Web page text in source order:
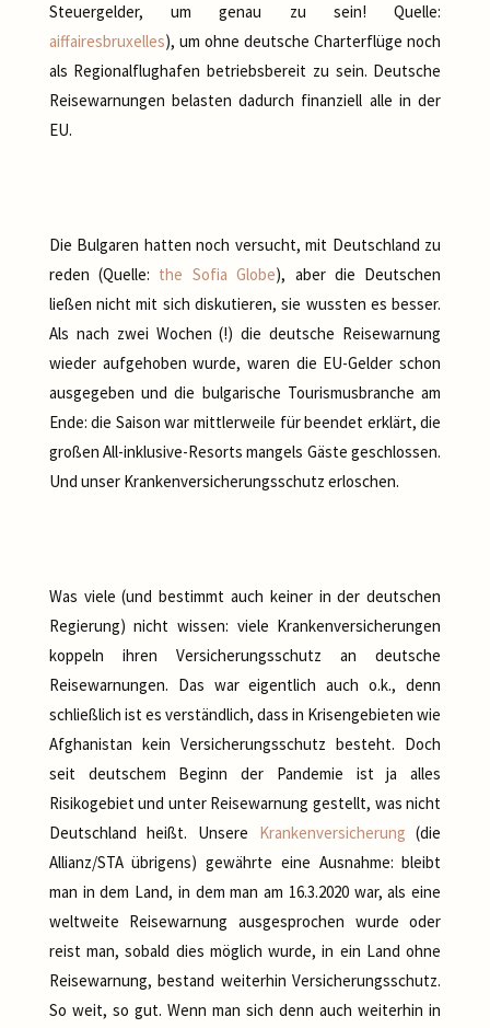
Steuergelder, um genau zu sein! Quelle:
aiffairesbruxelles), um ohne deutsche Charterflüge noch
als Regionalflughafen betriebsbereit zu sein. Deutsche
Reisewarnungen belasten dadurch finanziell alle in der
EU.
Die Bulgaren hatten noch versucht, mit Deutschland zu
reden (Quelle: the Sofia Globe), aber die Deutschen
ließen nicht mit sich diskutieren, sie wussten es besser.
Als nach zwei Wochen (!) die deutsche Reisewarnung
wieder aufgehoben wurde, waren die EU-Gelder schon
ausgegeben und die bulgarische Tourismusbranche am
Ende: die Saison war mittlerweile für beendet erklärt, die
großen All-inklusive-Resorts mangels Gäste geschlossen.
Und unser Krankenversicherungsschutz erloschen.
Was viele (und bestimmt auch keiner in der deutschen
Regierung) nicht wissen: viele Krankenversicherungen
koppeln ihren Versicherungsschutz an deutsche
Reisewarnungen. Das war eigentlich auch o.k., denn
schließlich ist es verständlich, dass in Krisengebieten wie
Afghanistan kein Versicherungsschutz besteht. Doch
seit deutschem Beginn der Pandemie ist ja alles
Risikogebiet und unter Reisewarnung gestellt, was nicht
Deutschland heißt. Unsere Krankenversicherung (die
Allianz/STA übrigens) gewährte eine Ausnahme: bleibt
man in dem Land, in dem man am 16.3.2020 war, als eine
weltweite Reisewarnung ausgesprochen wurde oder
reist man, sobald dies möglich wurde, in ein Land ohne
Reisewarnung, bestand weiterhin Versicherungsschutz.
So weit, so gut. Wenn man sich denn auch weiterhin in